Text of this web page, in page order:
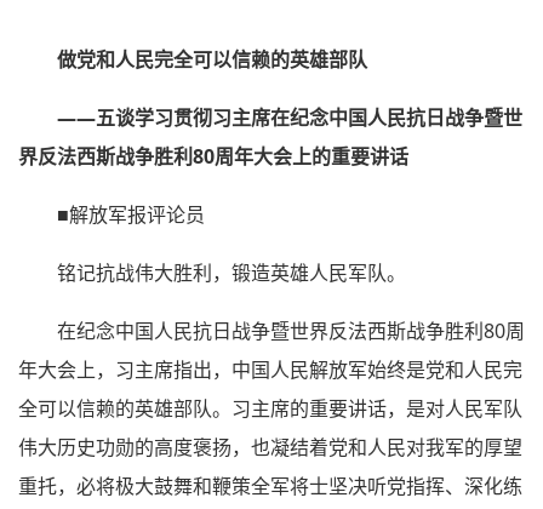
做党和人民完全可以信赖的英雄部队
——五谈学习贯彻习主席在纪念中国人民抗日战争暨世
界反法西斯战争胜利80周年大会上的重要讲话
■解放军报评论员
铭记抗战伟大胜利，锻造英雄人民军队。
在纪念中国人民抗日战争暨世界反法西斯战争胜利80周
年大会上，习主席指出，中国人民解放军始终是党和人民完
全可以信赖的英雄部队。习主席的重要讲话，是对人民军队
伟大历史功勋的高度褒扬，也凝结着党和人民对我军的厚望
重托，必将极大鼓舞和鞭策全军将士坚决听党指挥、深化练